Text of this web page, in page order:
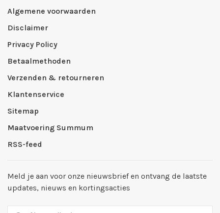
Algemene voorwaarden
Disclaimer
Privacy Policy
Betaalmethoden
Verzenden & retourneren
Klantenservice
Sitemap
Maatvoering Summum
RSS-feed
Meld je aan voor onze nieuwsbrief en ontvang de laatste
updates, nieuws en kortingsacties